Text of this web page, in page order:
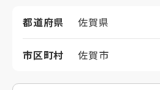
都道府県 佐賀県
市区町村 佐賀市